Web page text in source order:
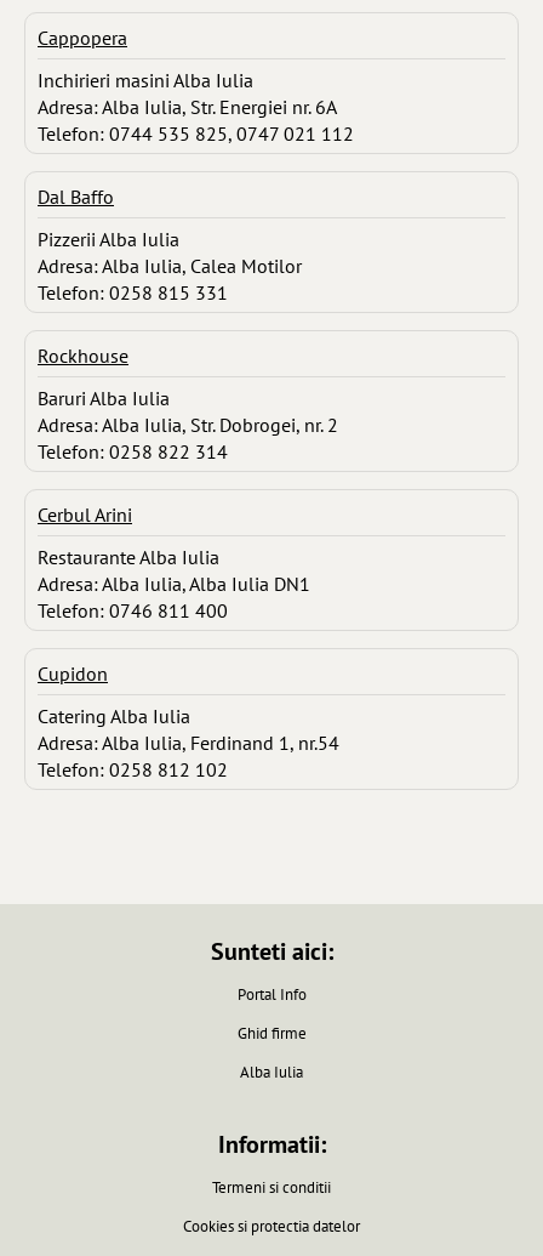
Cappopera
Inchirieri masini Alba Iulia
Adresa: Alba Iulia, Str. Energiei nr. 6A
Telefon: 0744 535 825, 0747 021 112
Dal Baffo
Pizzerii Alba Iulia
Adresa: Alba Iulia, Calea Motilor
Telefon: 0258 815 331
Rockhouse
Baruri Alba Iulia
Adresa: Alba Iulia, Str. Dobrogei, nr. 2
Telefon: 0258 822 314
Cerbul Arini
Restaurante Alba Iulia
Adresa: Alba Iulia, Alba Iulia DN1
Telefon: 0746 811 400
Cupidon
Catering Alba Iulia
Adresa: Alba Iulia, Ferdinand 1, nr.54
Telefon: 0258 812 102
Sunteti aici:
Portal Info
Ghid firme
Alba Iulia
Informatii:
Termeni si conditii
Cookies si protectia datelor